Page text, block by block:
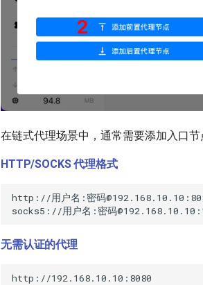
在链式代理场景中，通常需要添加入口节
HTTP/SOCKS 代理格式
无需认证的代理